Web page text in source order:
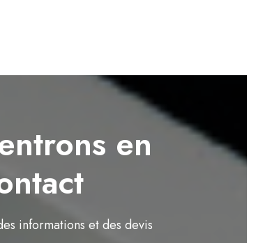
en
informations et des devis